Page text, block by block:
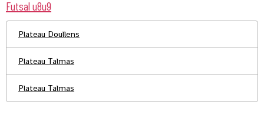
Futsal u8u9
Plateau Doullens
Plateau Talmas
Plateau Talmas